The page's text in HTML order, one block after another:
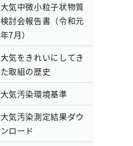
大気中微小粒子状物質
検討会報告書（令和元
年7月）
大気をきれいにしてき
た取組の歴史
大気汚染環境基準
大気汚染測定結果ダウ
ンロード